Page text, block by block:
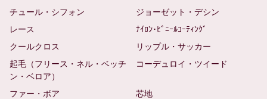
チュール・シフォン
ジョーゼット・デシン
レース
ﾅｲﾛﾝ･ﾋﾞﾆｰﾙｺｰﾃｨﾝｸﾞ
クールクロス
リップル・サッカー
起毛（フリース・ネル・ベッチ
ン・ベロア）
コーデュロイ・ツイード
ファー・ボア
芯地